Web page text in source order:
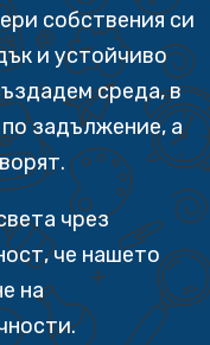
собствения си
и устойчиво
среда, в
задължение, а
чрез
че нашето
на